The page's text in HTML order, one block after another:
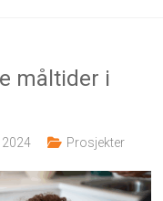
måltider i
Prosjekter